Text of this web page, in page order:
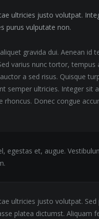
ultricies justo volutpat.
purus vulputate non.
gravida dui. Aenean id
varius nunc tortor, tempus
a sed risus. Quisque
semper ultricies. Integer sit
rhoncus. Donec congue
egestas et, augue.
ultricies justo volutpat. Sed
platea dictumst. Aliquam